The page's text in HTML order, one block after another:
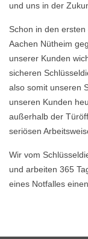
und uns in der
Schon in den
Aachen Nütheim
unserer Kunden
sicheren
also somit unseren
unseren Kunden
außerhalb der
seriösen
Wir vom
und arbeiten 365
eines Notfalles